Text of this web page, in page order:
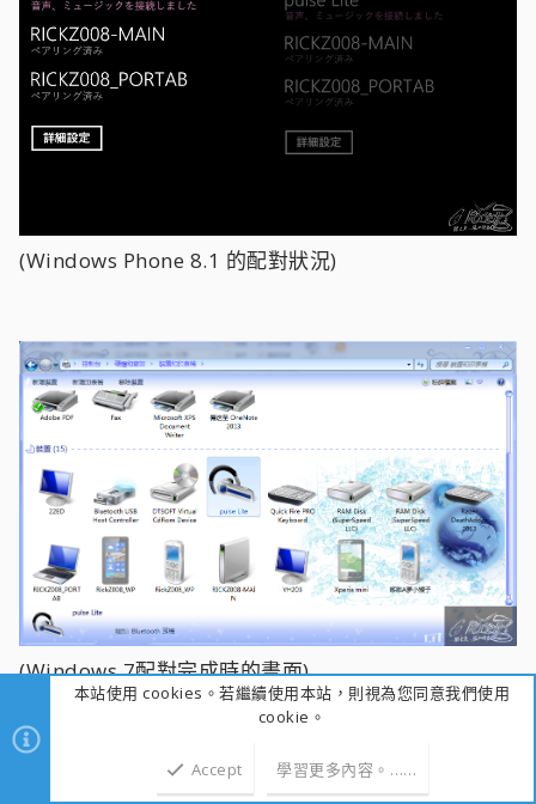
(Windows Phone 8.1 的配對狀況)
(Windows 7配對完成時的畫面)
本站使用 cookies。若繼續使用本站，則視為您同意我們使用
cookie。
Accept 學習更多內容。……